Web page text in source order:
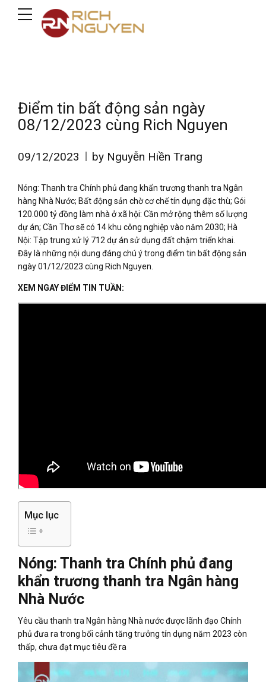
Điểm tin bất động sản ngày
08/12/2023 cùng Rich Nguyen
09/12/2023 by Nguyễn Hiền Trang
Nóng: Thanh tra Chính phủ đang khẩn trương thanh tra Ngân
hàng Nhà Nước; Bất động sản chờ cơ chế tín dụng đặc thù; Gói
120.000 tỷ đồng làm nhà ở xã hội: Cần mở rộng thêm số lượng
dự án; Cần Thơ sẽ có 14 khu công nghiệp vào năm 2030; Hà
Nội: Tập trung xử lý 712 dự án sử dụng đất chậm triển khai.
Đây là những nội dung đáng chú ý trong điểm tin bất động sản
ngày 01/12/2023 cùng Rich Nguyen.
XEM NGAY ĐIỂM TIN TUẦN:
Mục lục
Nóng: Thanh tra Chính phủ đang
khẩn trương thanh tra Ngân hàng
Nhà Nước
Yêu cầu thanh tra Ngân hàng Nhà nước được lãnh đạo Chính
phủ đưa ra trong bối cảnh tăng trưởng tín dụng năm 2023 còn
thấp, chưa đạt mục tiêu đề ra